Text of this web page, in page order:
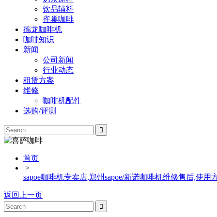
饮品辅料
雀巢咖啡
德龙咖啡机
咖啡知识
新闻
公司新闻
行业动态
租赁方案
维修
咖啡机配件
选购/评测
首页
>
sapoe咖啡机专卖店,郑州sapoe/新诺咖啡机维修售后,使用
返回上一页